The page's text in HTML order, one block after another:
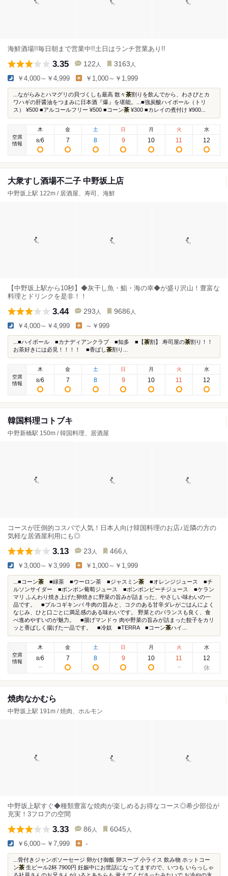
海鮮酒場!!毎日朝まで営業中!!土日はランチ営業あり!!
3.35 122 人 3163 人
￥4,000～￥4,999 ￥1,000～￥1,999
...ながらみとハマグリの貝づくしも最高 散々茶割りを飲んでから、わさびとカ
ワハギの肝醤油をつまみに日本酒『爆』を堪能。...■強炭酸ハイボール（トリ
ス） ¥500 ■アルコールフリー ¥500 ■コーン茶 ¥300 ■カレイの煮付け ¥900...
空席
情報
木
8/6
金
7
土
8
日
9
月
10
火
11
水
12
大衆すし酒場不二子 中野坂上店
中野坂上駅 122m / 居酒屋、寿司、海鮮
【中野坂上駅から10秒】◆灰干し魚・鮨・海の幸◆が盛り沢山！豊富な
料理とドリンクを是非！！
3.44 293 人 9686 人
￥4,000～￥4,999 ～￥999
...■ハイボール ■カナディアンクラブ ■知多 ■【茶割】 寿司屋の茶割り！！
お茶好きには必見！！！！ ■香ばし茶割り...
空席
情報
木
8/6
金
7
土
8
日
9
月
10
火
11
水
12
韓国料理コトブキ
中野新橋駅 150m / 韓国料理、居酒屋
コースが圧倒的コスパで人気！日本人向け韓国料理のお店♪近隣の方の
気軽な居酒屋利用にも◎
3.13 23 人 466 人
￥3,000～￥3,999 ￥1,000～￥1,999
...■コーン茶 ■緑茶 ■ウーロン茶 ■ジャスミン茶 ■オレンジジュース ■チ
ルソンサイダー ■ボンボン葡萄ジュース ■ボンボンピーチジュース ■ケラン
マリ ふんわり焼き上げた卵焼きに野菜の旨みが詰まった、やさしい味わいの一
品です。 ■プルコギキンパ 牛肉の旨みと、コクのある甘辛ダレがごはんによく
なじみ、ひと口ごとに満足感のある味わいです。 野菜とのバランスも良く、食
べ進めやすいのが魅力。 ■揚げマンドゥ 肉や野菜の旨みが詰まった餃子をカリ
ッと香ばしく揚げた一品です。 ■冷奴 ■TERRA ■コーン茶ハイ...
空席
情報
木
8/6
金
7
土
8
日
9
月
10
火
11
水
12
焼肉なかむら
中野坂上駅 191m / 焼肉、ホルモン
中野坂上駅すぐ◆種類豊富な焼肉が楽しめるお得なコース◎希少部位が
充実！3フロアの空間
3.33 86 人 6045 人
￥6,000～￥7,999 -
...骨付きジャンボソーセージ 卵かけ御飯 卵スープ 小ライス 飲み物 ホットコー
ン茶 生ビール2杯 7900円 妊娠中にお世話になってますので、いつも いらっしゃ